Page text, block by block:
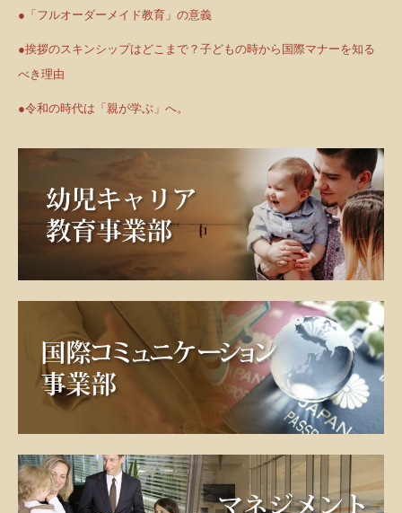
●「フルオーダーメイド教育」の意義
●挨拶のスキンシップはどこまで？子どもの時から国際マナーを知る
べき理由
●令和の時代は「親が学ぶ」へ。